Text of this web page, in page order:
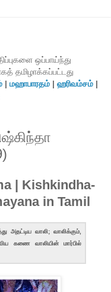
ஒப்பாய்ந்து
தமிழாக்கப்பட்டது
| மஹாபாரதம் | ஹரிவம்சம் |
| Kishkindha-
in Tamil
அதட்டிய வாலி; வாலிக்கும்,
கணை வாலியின் மார்பில்